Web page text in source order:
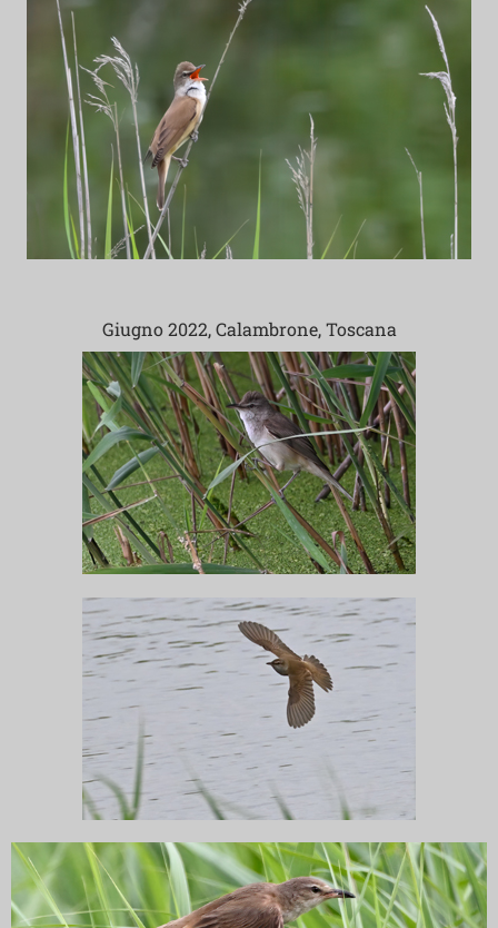
Giugno 2022, Calambrone, Toscana